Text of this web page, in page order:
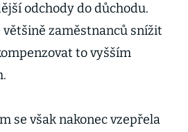
odchody do důchodu.
většině zaměstnanců snížit
to vyšším
se však nakonec vzepřela